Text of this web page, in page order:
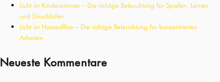
Licht im Kinderzimmer – Die richtige Beleuchtung für Spielen, Lernen
und Einschlafen
Licht im Homeoffice – Die richtige Beleuchtung für konzentriertes
Arbeiten
Neueste Kommentare